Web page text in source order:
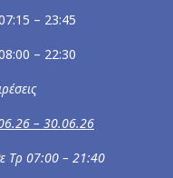
– 23:45
– 22:30
– 30.06.26
Τρ 07:00 – 21:40